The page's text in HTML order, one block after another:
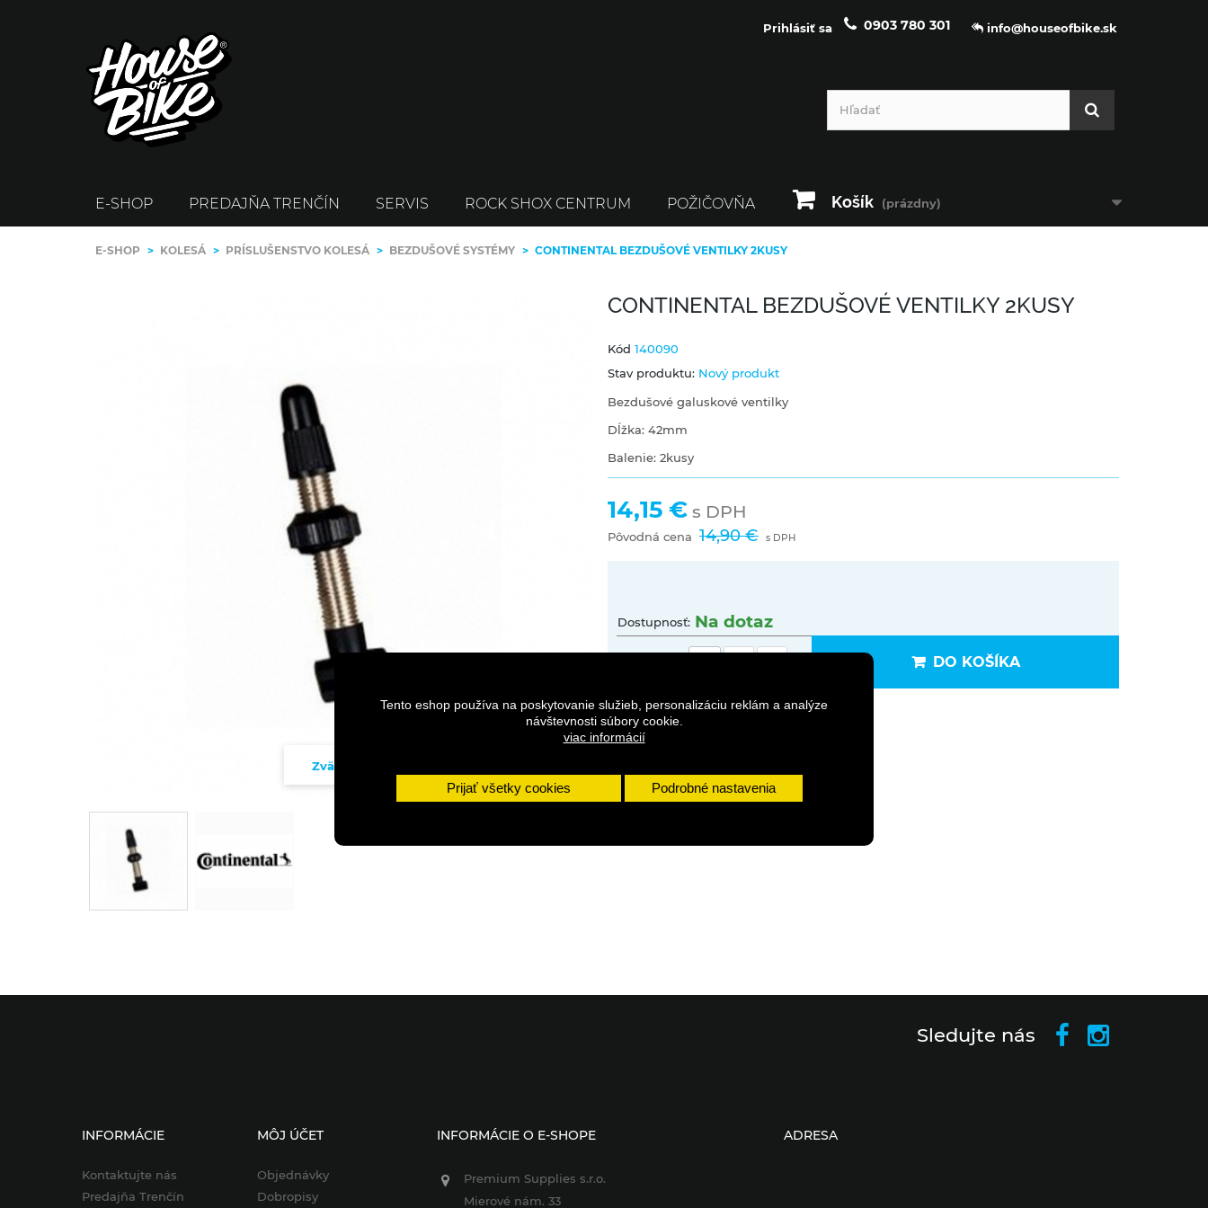
Tento eshop používa na poskytovanie služieb, personalizáciu reklám a analýze
návštevnosti súbory cookie.
viac informácií
Prijať všetky cookies Podrobné nastavenia
info@houseofbike.sk
0903 780 301
Prihlásiť sa
Košík (prázdny)
E-SHOP PREDAJŇA TRENČÍN SERVIS ROCK SHOX CENTRUM POŽIČOVŇA
E-SHOP > KOLESÁ > PRÍSLUŠENSTVO KOLESÁ > BEZDUŠOVÉ SYSTÉMY > CONTINENTAL BEZDUŠOVÉ VENTILKY 2KUSY
Zväčšiť
CONTINENTAL BEZDUŠOVÉ VENTILKY 2KUSY
Kód 140090
Stav produktu: Nový produkt
Bezdušové galuskové ventilky
Dĺžka: 42mm
Balenie: 2kusy
14,15 € s DPH
Pôvodná cena 14,90 € s DPH
Dostupnosť: Na dotaz
DO KOŠÍKA
Sledujte nás
INFORMÁCIE
Kontaktujte nás
Predajňa Trenčín
MÔJ ÚČET
Objednávky
Dobropisy
INFORMÁCIE O E-SHOPE
Premium Supplies s.r.o.
Mierové nám. 33
ADRESA